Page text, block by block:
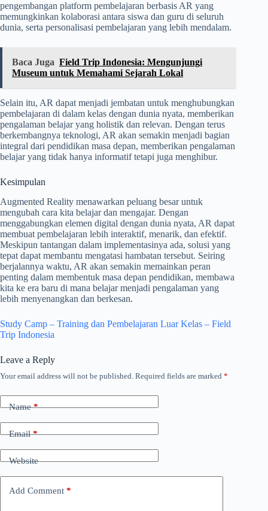
pengembangan platform pembelajaran berbasis AR yang
memungkinkan kolaborasi antara siswa dan guru di seluruh
dunia, serta personalisasi pembelajaran yang lebih mendalam.
Baca Juga Field Trip Indonesia: Mengunjungi
Museum untuk Memahami Sejarah Lokal
Selain itu, AR dapat menjadi jembatan untuk menghubungkan
pembelajaran di dalam kelas dengan dunia nyata, memberikan
pengalaman belajar yang holistik dan relevan. Dengan terus
berkembangnya teknologi, AR akan semakin menjadi bagian
integral dari pendidikan masa depan, memberikan pengalaman
belajar yang tidak hanya informatif tetapi juga menghibur.
Kesimpulan
Augmented Reality menawarkan peluang besar untuk
mengubah cara kita belajar dan mengajar. Dengan
menggabungkan elemen digital dengan dunia nyata, AR dapat
membuat pembelajaran lebih interaktif, menarik, dan efektif.
Meskipun tantangan dalam implementasinya ada, solusi yang
tepat dapat membantu mengatasi hambatan tersebut. Seiring
berjalannya waktu, AR akan semakin memainkan peran
penting dalam membentuk masa depan pendidikan, membawa
kita ke era baru di mana belajar menjadi pengalaman yang
lebih menyenangkan dan berkesan.
Study Camp – Training dan Pembelajaran Luar Kelas – Field
Trip Indonesia
Leave a Reply
Your email address will not be published. Required fields are marked *
Name*
Email*
Website
Add Comment *